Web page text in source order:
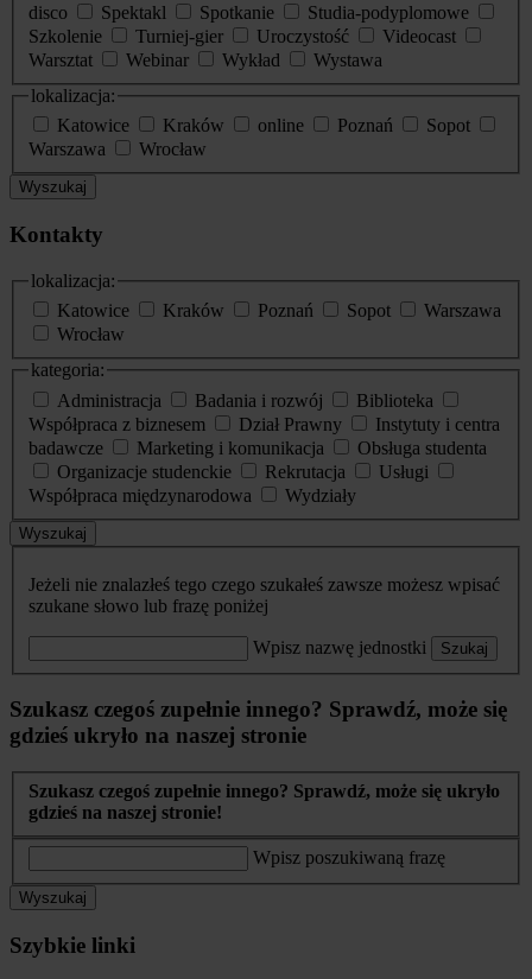
disco
Spektakl Spotkanie
Studia-podyplomowe
Szkolenie
Turniej-gier Uroczystość
Videocast
Warsztat
Webinar Wykład
Wystawa
lokalizacja:
Katowice
Kraków online Poznań
Sopot
Warszawa
Wrocław
Wyszukaj
Kontakty
lokalizacja:
Katowice
Kraków Poznań Sopot
Warszawa
Wrocław
kategoria:
Administracja
Badania i rozwój
Biblioteka
Współpraca z biznesem
Dział Prawny
Instytuty i centra
badawcze
Marketing i komunikacja
Obsługa studenta
Organizacje studenckie
Rekrutacja
Usługi
Współpraca międzynarodowa
Wydziały
Wyszukaj
Jeżeli nie znalazłeś tego czego szukałeś zawsze możesz wpisać
szukane słowo lub frazę poniżej
Wpisz nazwę jednostki Szukaj
Szukasz czegoś zupełnie innego? Sprawdź, może się
gdzieś ukryło na naszej stronie
Szukasz czegoś zupełnie innego? Sprawdź, może się ukryło
gdzieś na naszej stronie!
Wpisz poszukiwaną frazę
Wyszukaj
Szybkie linki